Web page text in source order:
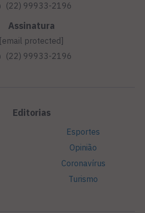
(22) 99933-2196
Assinatura
[email protected]
(22) 99933-2196
Editorias
Esportes
Opinião
Coronavírus
Turismo